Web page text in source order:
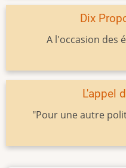
Dix
A l'occasion des
L'appel
"Pour une autre